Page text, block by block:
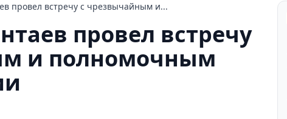
провел встречу с чрезвычайным и...
провел встречу
и полномочным